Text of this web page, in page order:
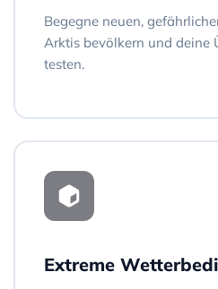
Begegne neuen,
Arktis bevölkern und deine
testen.
Extreme